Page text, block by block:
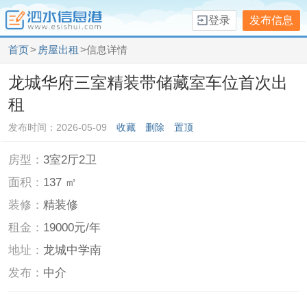
发布信息
登录
首页> 房屋出租 >信息详情
龙城华府三室精装带储藏室车位首次出
租
发布时间：2026-05-09 收藏 删除 置顶
房型：3室2厅2卫
面积： 137 ㎡
装修：精装修
租金： 19000元/年
地址：龙城中学南
发布： 中介